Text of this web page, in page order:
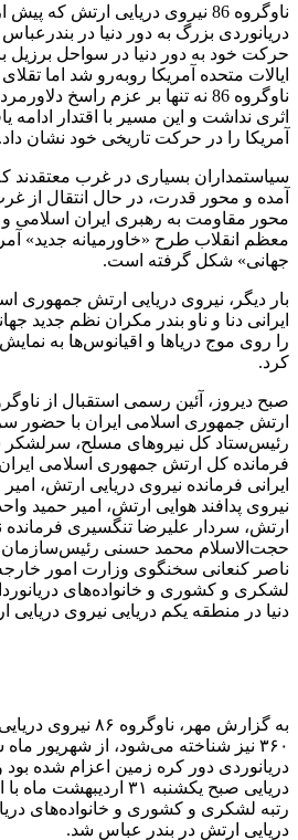
ناوگروه 86 نیروی دریایی ارتش
دریانوردی بزرگ به دور دنیا در
حرکت خود به دور دنیا در سواحل برزیل
ایالات متحده آمریکا روبه‌رو شد اما
ناوگروه 86 نه تنها بر عزم راسخ
اثری نداشت و این مسیر با اقتدار ادامه
آمریکا را در حرکت تاریخی خود نشان داد.
سیاستمداران بسیاری در غرب معتقدند
آمده و محور قدرت، در حال انتقال از
محور مقاومت به رهبری ایران اسلامی و
معظم انقلاب طرح «خاورمیانه جدید»
جهانی» شکل گرفته است.
بار دیگر، نیروی دریایی ارتش جمهوری
ایرانی دنا و ناو بندر مکران نظم جدید
را روی موج دریاها و اقیانوس‌ها به
کرد.
ارتش جمهوری اسلامی ایران با حضور
رئیس‌ستاد کل نیروهای مسلح، سرلشکر
فرمانده کل ارتش جمهوری اسلامی
ایرانی فرمانده نیروی دریایی ارتش،
نیروی پدافند هوایی ارتش، امیر حمید
ارتش، سردار علیرضا تنگسیری فرمانده
حجت‌الاسلام محمد حسنی
ناصر کنعانی سخنگوی وزارت امور
لشکری و کشوری و خانواده‌های
دنیا در منطقه یکم دریایی نیروی
به گزارش مهر،
دریایی صبح یکشنبه ۳۱
رتبه لشکری و کشوری و خانواده‌های
دریایی ارتش در بندر عباس شد.